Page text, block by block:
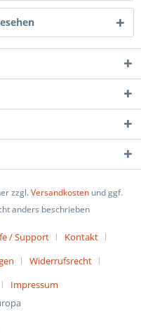
zzgl.Versandkosten und ggf.
anders beschrieben
/ Support
Kontakt
Widerrufsrecht
Impressum